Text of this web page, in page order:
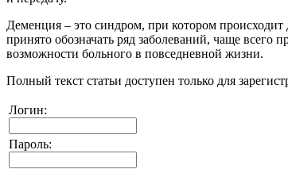
Деменция – это синдром, при котором
принято обозначать ряд заболеваний, чаще
возможности больного в повседневной жизни.
Полный текст статьи доступен только для
Логин:
Пароль: